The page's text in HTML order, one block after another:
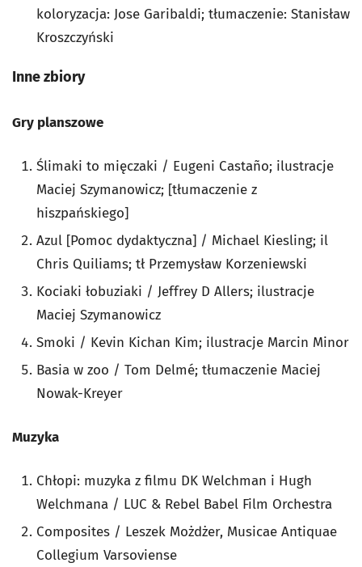
koloryzacja: Jose Garibaldi; tłumaczenie: Stanisław
Kroszczyński
Inne zbiory
Gry planszowe
Ślimaki to mięczaki / Eugeni Castaño; ilustracje
Maciej Szymanowicz; [tłumaczenie z
hiszpańskiego]
Azul [Pomoc dydaktyczna] / Michael Kiesling; il
Chris Quiliams; tł Przemysław Korzeniewski
Kociaki łobuziaki / Jeffrey D Allers; ilustracje
Maciej Szymanowicz
Smoki / Kevin Kichan Kim; ilustracje Marcin Minor
Basia w zoo / Tom Delmé; tłumaczenie Maciej
Nowak-Kreyer
Muzyka
Chłopi: muzyka z filmu DK Welchman i Hugh
Welchmana / LUC & Rebel Babel Film Orchestra
Composites / Leszek Możdżer, Musicae Antiquae
Collegium Varsoviense